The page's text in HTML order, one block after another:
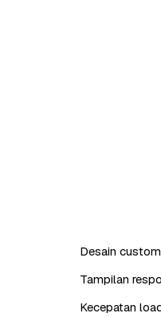
Desain
Tampilan
Kecepatan